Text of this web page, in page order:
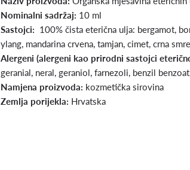
Nominalni sadržaj: 10 ml
Sastojci: 100% čista eterična ulja: bergamot,
ylang, mandarina crvena, tamjan, cimet, crna
Alergeni (alergeni kao prirodni sastojci
geranial, neral, geraniol, farnezoli, benzil
Namjena proizvoda: kozmetička sirovina
Zemlja porijekla: Hrvatska